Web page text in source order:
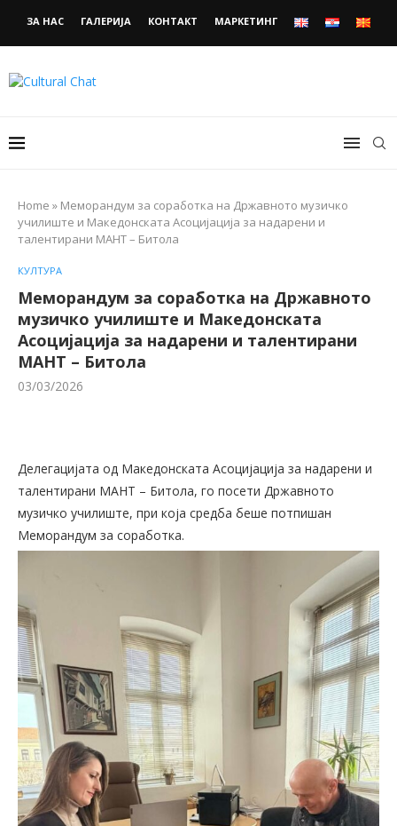
ЗА НАС ГАЛЕРИЈА КОНТАКТ МАРКЕТИНГ
Home » Меморандум за соработка на Државното музичко
училиште и Македонската Асоцијација за надарени и
талентирани МАНТ – Битола
КУЛТУРА
Меморандум за соработка на Државното
музичко училиште и Македонската
Асоцијација за надарени и талентирани
МАНТ – Битола
03/03/2026
Делегацијата од Македонската Асоцијација за надарени и
талентирани МАНТ – Битола, го посети Државното
музичко училиште, при која средба беше потпишан
Меморандум за соработка.